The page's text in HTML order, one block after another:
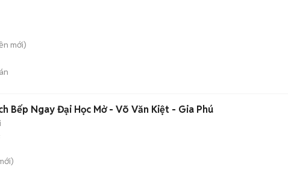
mới)
Bếp Ngay Đại Học Mở - Võ Văn Kiệt - Gia Phú